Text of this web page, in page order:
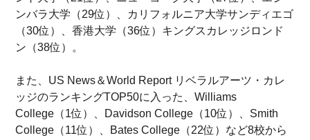
ンバラ大学（29位）、カリフォルニア大学サンディエゴ
（30位）、香港大学（36位）キングスカレッジロンド
ン（38位）。
また、US News＆World Report リベラルアーツ・カレ
ッジのランキングTOP50に入った、Williams
College（1位）、Davidson College（10位）、Smith
College（11位）、Bates College（22位）など8校から